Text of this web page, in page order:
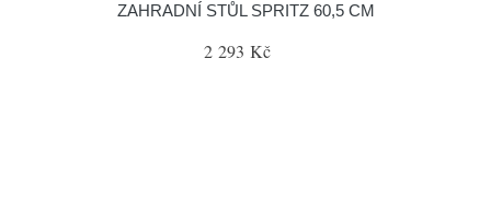
ZAHRADNÍ STŮL SPRITZ 60,5 CM
2 293 Kč